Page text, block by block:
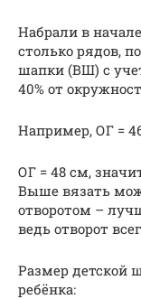
Набрали в
столько рядов,
шапки (ВШ) с
40% от
Например, ОГ =
ОГ = 48 см,
Выше вязать
отворотом –
ведь отворот
Размер детской
ребёнка: